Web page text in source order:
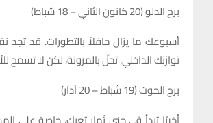
برج الدلو (20 كانون الثاني – 18 شباط)
أسبوعك ما يزال حافلاً بالتطورات. قد
توازنك الداخلي. تحلّ بالمرونة، لكن لا
برج الحوت (19 شباط – 20 آذار)